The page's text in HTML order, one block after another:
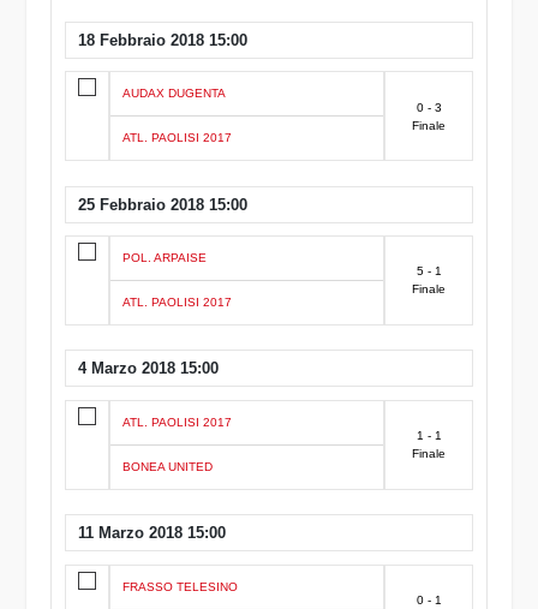
18 Febbraio 2018 15:00
AUDAX DUGENTA
ATL. PAOLISI 2017
0 - 3
Finale
25 Febbraio 2018 15:00
POL. ARPAISE
ATL. PAOLISI 2017
5 - 1
Finale
4 Marzo 2018 15:00
ATL. PAOLISI 2017
BONEA UNITED
1 - 1
Finale
11 Marzo 2018 15:00
FRASSO TELESINO
0 - 1